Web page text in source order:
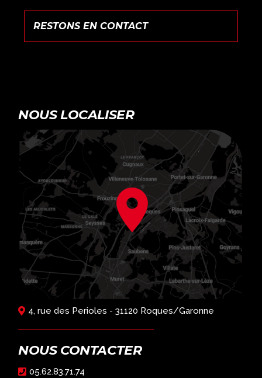
NOUS LOCALISER
4, rue des Perioles - 31120 Roques/Garonne
NOUS CONTACTER
05.62.83.71.74